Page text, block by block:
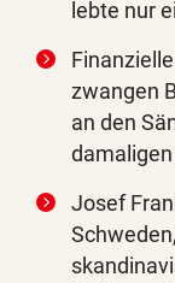
lebte nur
zwangen
an den
Josef